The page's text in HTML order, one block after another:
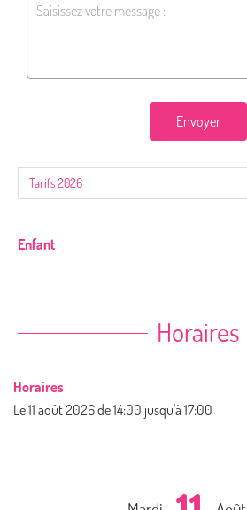
Envoyer
Enfant
Horaires
Horaires
Le11 août 2026de 14:00 jusqu'à 17:00